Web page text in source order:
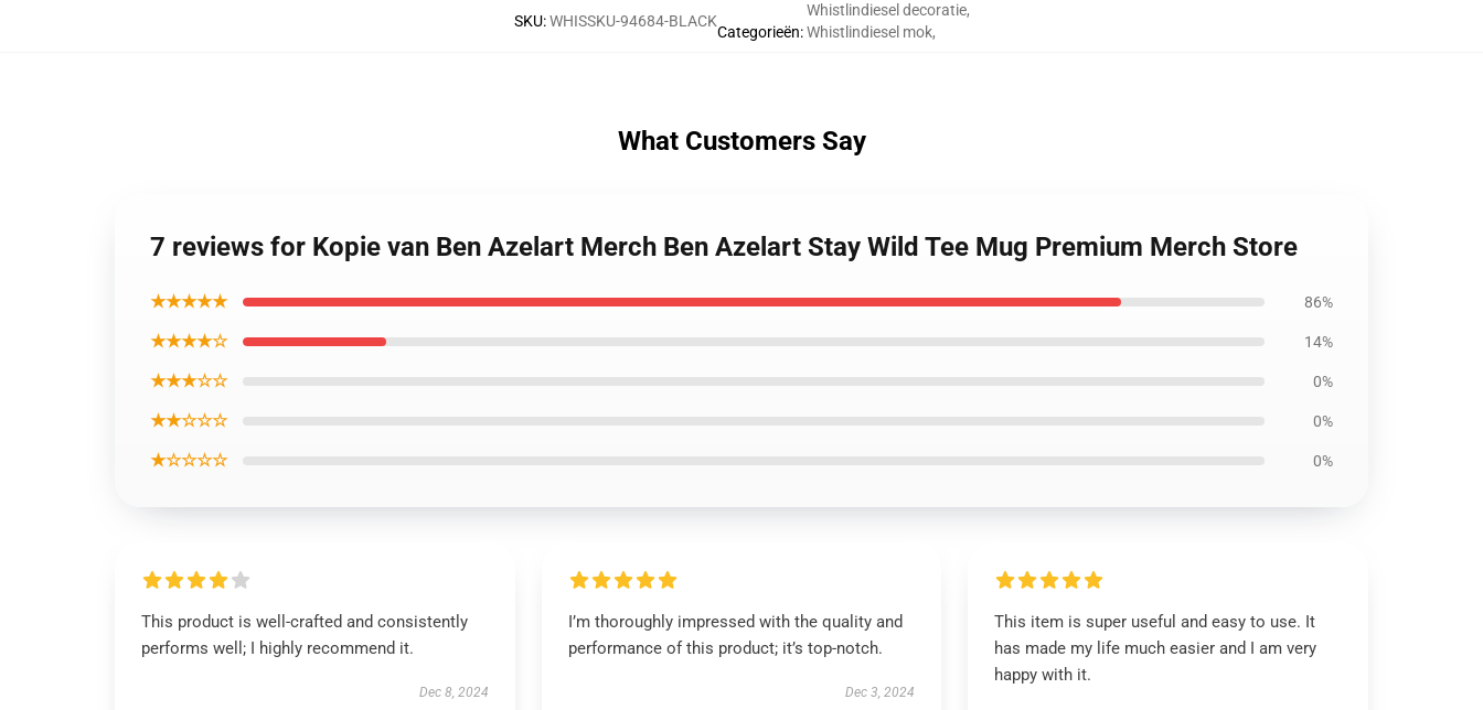
SKU:WHISSKU-94684-BLACK
Categorieën:
Whistlindiesel decoratie,
Whistlindiesel mok,
What Customers Say
7 reviews for Kopie van Ben Azelart Merch Ben Azelart Stay Wild Tee Mug Premium Merch Store
★★★★★ 86%
★★★★☆ 14%
★★★☆☆ 0%
★★☆☆☆ 0%
★☆☆☆☆ 0%
This product is well-crafted and consistently
performs well; I highly recommend it.
Dec 8, 2024
I’m thoroughly impressed with the quality and
performance of this product; it’s top-notch.
Dec 3, 2024
This item is super useful and easy to use. It
has made my life much easier and I am very
happy with it.